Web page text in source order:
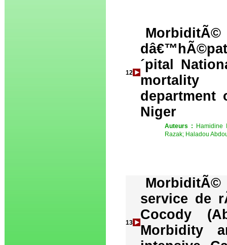
12
´pital
mortality
department
Niger
Auteurs :
Hamidine
Razak; Haladou
13
service de
Cocody
Morbidity